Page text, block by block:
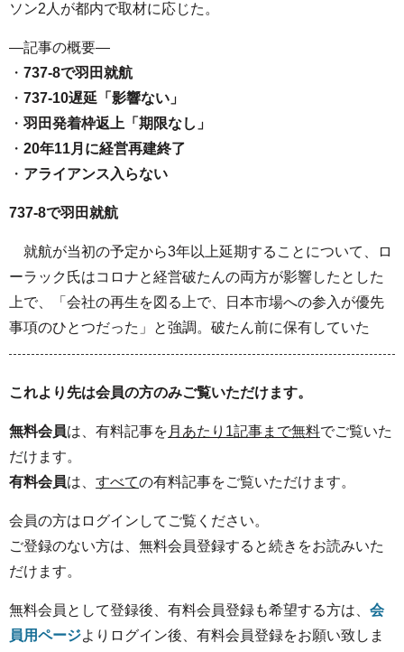
ソン2人が都内で取材に応じた。
—記事の概要—
・ 737-8で羽田就航
・ 737-10遅延「影響ない」
・ 羽田発着枠返上「期限なし」
・ 20年11月に経営再建終了
・ アライアンス入らない
737-8で羽田就航
就航が当初の予定から3年以上延期することについて、ロ
ーラック氏はコロナと経営破たんの両方が影響したとした
上で、「会社の再生を図る上で、日本市場への参入が優先
事項のひとつだった」と強調。破たん前に保有していた
これより先は会員の方のみご覧いただけます。
無料会員は、有料記事を 月あたり1記事まで無料でご覧いた
だけます。
有料会員は、 すべての有料記事をご覧いただけます。
会員の方はログインしてご覧ください。
ご登録のない方は、無料会員登録すると続きをお読みいた
だけます。
無料会員として登録後、有料会員登録も希望する方は、 会
員用ページよりログイン後、有料会員登録をお願い致しま